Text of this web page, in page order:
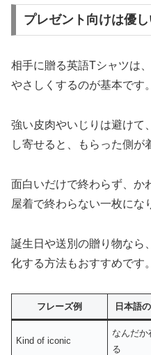
プレゼント向けは優
相手に贈る英語Tシャツは
やさしくするのが基本です。
強い皮肉やいじりは避けて
し寄せると、もらった側が
面白いだけで終わらず、か
屋着で終わらない一枚にな
誕生日や送別の贈り物なら
化する方法もおすすめです。
フレーズ例 日本語
Kind of iconic
なんだか
る